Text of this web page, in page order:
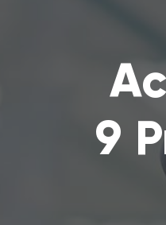
9